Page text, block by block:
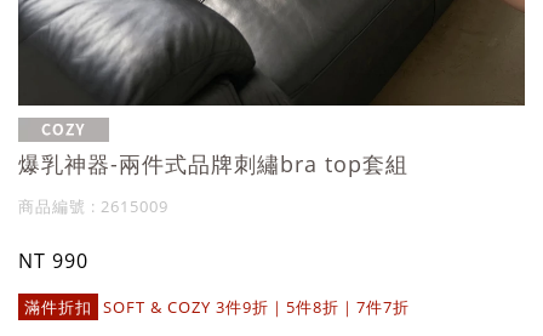
爆乳神器-兩件式品牌刺繡bra top套組
商品編號 : 2615009
NT 990
滿件折扣 SOFT & COZY 3件9折｜5件8折｜7件7折